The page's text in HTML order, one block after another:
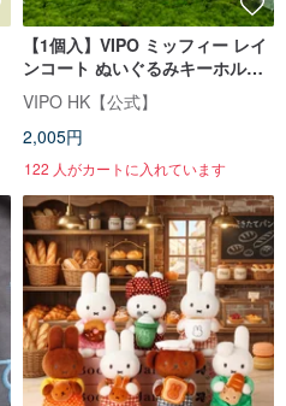
【1個入】VIPO ミッフィー レイ
ンコート ぬいぐるみキーホルダ
ー | ブラインドボックス(全7種)
VIPO HK【公式】
2,005円
122 人がカートに入れています